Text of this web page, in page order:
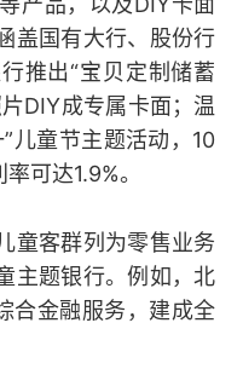
盖国有大行、股份行
推出“宝贝定制储蓄
DIY成专属卡面；温
儿童节主题活动，10
可达1.9%。
童客群列为零售业务
主题银行。例如，北
合金融服务，建成全